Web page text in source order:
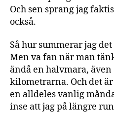
Och sen sprang jag
också.
Så hur summerar jag
Men va fan när man
ändå en halvmara, även
kilometrarna. Och det
en alldeles vanlig
inse att jag på längre